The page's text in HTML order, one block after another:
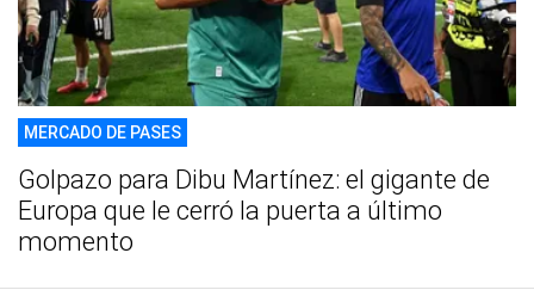
MERCADO DE PASES
Golpazo para Dibu Martínez: el gigante de
Europa que le cerró la puerta a último
momento